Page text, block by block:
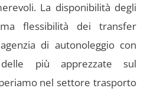
La disponibilità degli
flessibilità dei transfer
di autonoleggio con
più apprezzate sul
nel settore trasporto